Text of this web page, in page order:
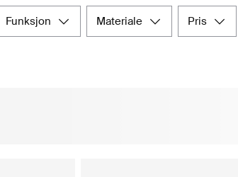
funksjon materiale pris